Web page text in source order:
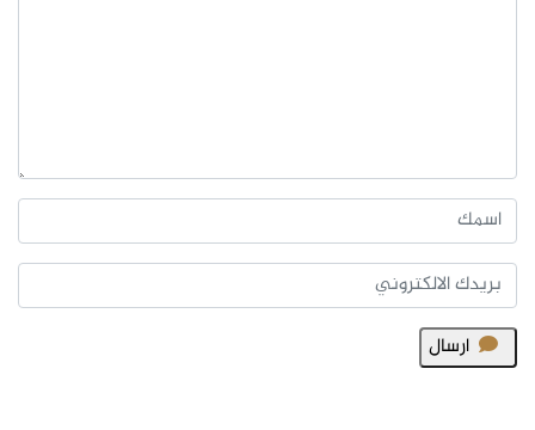
ارسال